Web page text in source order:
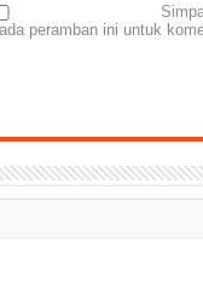
peramban ini untuk